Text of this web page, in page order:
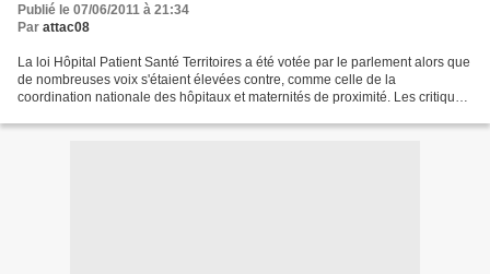
Publié le 07/06/2011 à 21:34
Par attac08
La loi Hôpital Patient Santé Territoires a été votée par le parlement alors que
de nombreuses voix s'étaient élevées contre, comme celle de la
coordination nationale des hôpitaux et maternités de proximité. Les critiques